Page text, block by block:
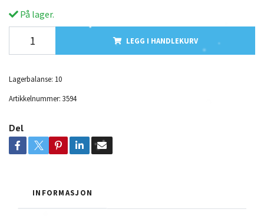
På lager.
LEGG I HANDLEKURV
Lagerbalanse: 10
Artikkelnummer: 3594
Del
INFORMASJON